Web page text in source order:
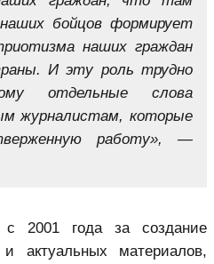
бойцов формирует
наших граждан
И эту роль трудно
отдельные слова
журналистам, которые
работу», —
2001 года за создание
актуальных материалов,